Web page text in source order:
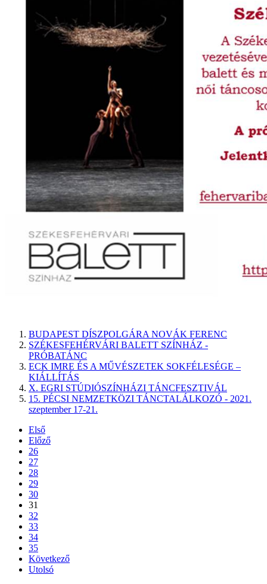
BUDAPEST DÍSZPOLGÁRA NOVÁK FERENC
SZÉKESFEHÉRVÁRI BALETT SZÍNHÁZ -
PRÓBATÁNC
ECK IMRE ÉS A MŰVÉSZETEK SOKFÉLESÉGE –
KIÁLLÍTÁS
X. EGRI STÚDIÓSZÍNHÁZI TÁNCFESZTIVÁL
15. PÉCSI NEMZETKÖZI TÁNCTALÁLKOZÓ - 2021.
szeptember 17-21.
Első
Előző
26
27
28
29
30
31
32
33
34
35
Következő
Utolsó